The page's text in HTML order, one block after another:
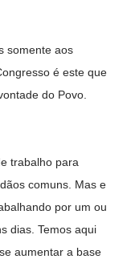
somente aos
é este que
do Povo.
trabalho para
comuns. Mas e
por um ou
dias. Temos aqui
aumentar a base